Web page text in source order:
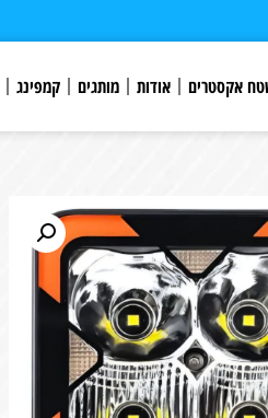
אקסטרים אודות מותגים קמפינג